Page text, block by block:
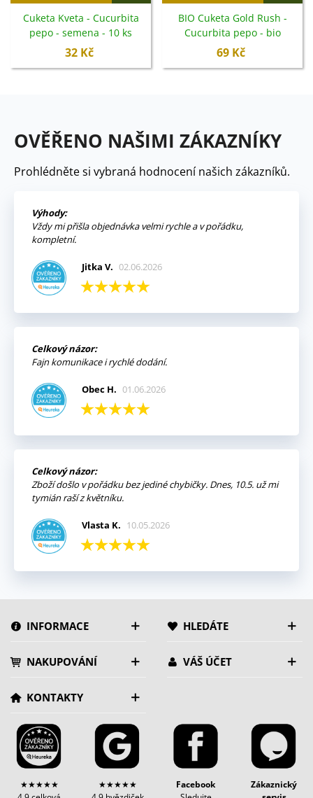
Cuketa Kveta - Cucurbita
pepo - semena - 10 ks
32 Kč
BIO Cuketa Gold Rush -
Cucurbita pepo - bio
semena - 7 ks
69 Kč
OVĚŘENO NAŠIMI ZÁKAZNÍKY
Prohlédněte si vybraná hodnocení našich zákazníků.
Výhody:
Vždy mi přišla objednávka velmi rychle a v pořádku,
kompletní.
Jitka V. 02.06.2026
Celkový názor:
Fajn komunikace i rychlé dodání.
Obec H. 01.06.2026
Celkový názor:
Zboží došlo v pořádku bez jediné chybičky. Dnes, 10.5. už mi
tymián raší z květníku.
Vlasta K. 10.05.2026
INFORMACE HLEDÁTE
NAKUPOVÁNÍ VÁŠ ÚČET
KONTAKTY
★★★★★
★★★★★
Facebook
Zákaznický